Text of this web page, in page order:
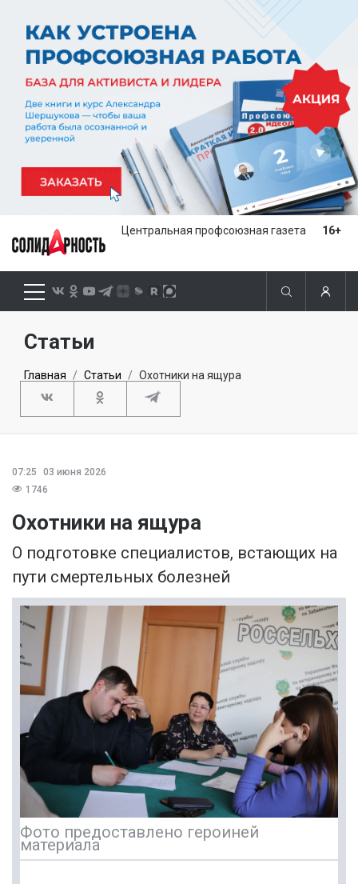
Центральная профсоюзная газета 16+
Статьи
Главная Статьи Охотники на ящура
07:25
03 июня 2026
1746
Охотники на ящура
О подготовке специалистов, встающих на
пути смертельных болезней
Фото предоставлено героиней
материала